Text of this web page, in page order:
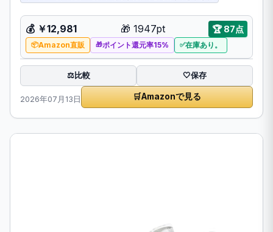
💰 ￥12,981 🎁 1947pt 🏆 87点
Amazon直販 ポイント還元率15% 在庫あり。
⚖️比較 🤍保存
2026年07月13日 🛒Amazonで見る